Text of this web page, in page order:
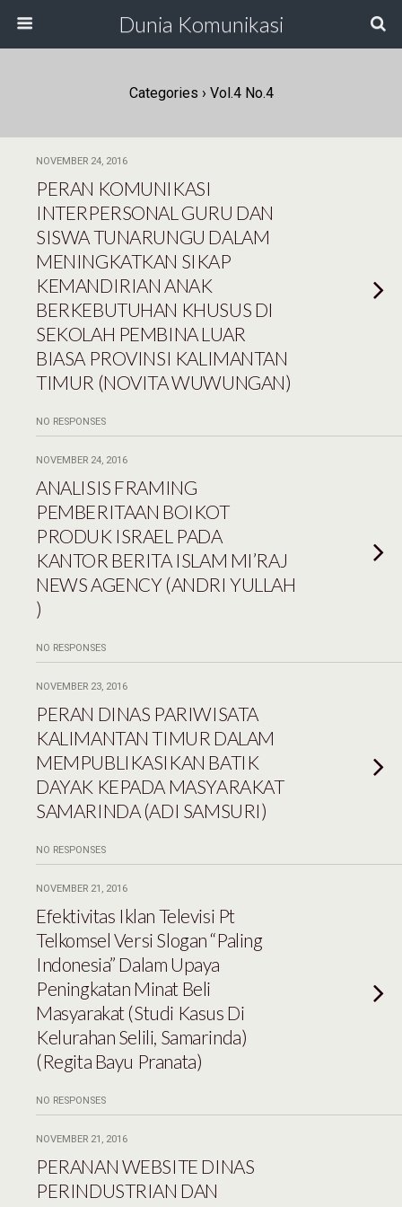
Dunia Komunikasi
Categories › Vol.4 No.4
NOVEMBER 24, 2016
PERAN KOMUNIKASI
INTERPERSONAL GURU DAN
SISWA TUNARUNGU DALAM
MENINGKATKAN SIKAP
KEMANDIRIAN ANAK
BERKEBUTUHAN KHUSUS DI
SEKOLAH PEMBINA LUAR
BIASA PROVINSI KALIMANTAN
TIMUR (NOVITA WUWUNGAN)
NO RESPONSES
NOVEMBER 24, 2016
ANALISIS FRAMING
PEMBERITAAN BOIKOT
PRODUK ISRAEL PADA
KANTOR BERITA ISLAM MI’RAJ
NEWS AGENCY (ANDRI YULLAH
)
NO RESPONSES
NOVEMBER 23, 2016
PERAN DINAS PARIWISATA
KALIMANTAN TIMUR DALAM
MEMPUBLIKASIKAN BATIK
DAYAK KEPADA MASYARAKAT
SAMARINDA (ADI SAMSURI)
NO RESPONSES
NOVEMBER 21, 2016
Efektivitas Iklan Televisi Pt
Telkomsel Versi Slogan “Paling
Indonesia” Dalam Upaya
Peningkatan Minat Beli
Masyarakat (Studi Kasus Di
Kelurahan Selili, Samarinda)
(Regita Bayu Pranata)
NO RESPONSES
NOVEMBER 21, 2016
PERANAN WEBSITE DINAS
PERINDUSTRIAN DAN